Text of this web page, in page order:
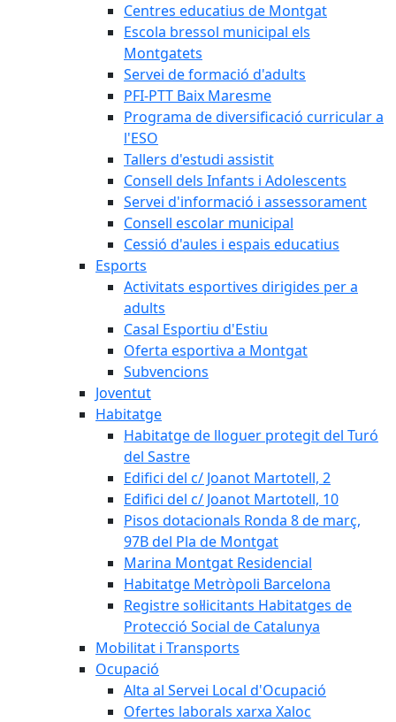
Centres educatius de Montgat
Escola bressol municipal els
Montgatets
Servei de formació d'adults
PFI-PTT Baix Maresme
Programa de diversificació curricular a
l'ESO
Tallers d'estudi assistit
Consell dels Infants i Adolescents
Servei d'informació i assessorament
Consell escolar municipal
Cessió d'aules i espais educatius
Esports
Activitats esportives dirigides per a
adults
Casal Esportiu d'Estiu
Oferta esportiva a Montgat
Subvencions
Joventut
Habitatge
Habitatge de lloguer protegit del Turó
del Sastre
Edifici del c/ Joanot Martotell, 2
Edifici del c/ Joanot Martotell, 10
Pisos dotacionals Ronda 8 de març,
97B del Pla de Montgat
Marina Montgat Residencial
Habitatge Metròpoli Barcelona
Registre sol·licitants Habitatges de
Protecció Social de Catalunya
Mobilitat i Transports
Ocupació
Alta al Servei Local d'Ocupació
Ofertes laborals xarxa Xaloc